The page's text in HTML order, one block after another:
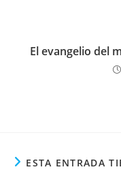
El evangelio del
ESTA ENTRADA